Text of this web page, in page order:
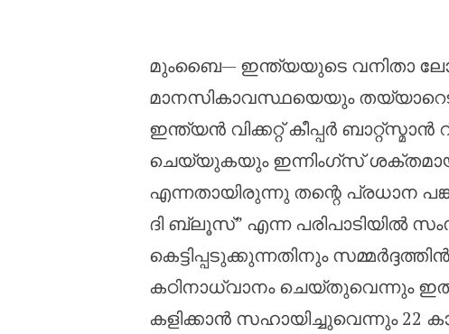
അവസാന ഓവറുകളിൽ
മുംബൈ— ഇന്ത്യയുടെ വനിതാ
മാനസികാവസ്ഥയെയും
ഇന്ത്യൻ വിക്കറ്റ് കീപ്പർ
ചെയ്യുകയും ഇന്നിംഗ്‌സ്
എന്നതായിരുന്നു തന്റെ പ്രധാന
ദി ബ്ലൂസ്” എന്ന പരിപാടിയിൽ
കെട്ടിപ്പടുക്കുന്നതിനും
കഠിനാധ്വാനം ചെയ്തുവെന്നും
കളിക്കാൻ സഹായിച്ചുവെന്നും 22